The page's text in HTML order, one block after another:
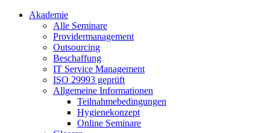
Akademie
Alle Seminare
Providermanagement
Outsourcing
Beschaffung
IT Service Management
ISO 29993 geprüft
Allgemeine Informationen
Teilnahmebedingungen
Hygienekonzept
Online Seminare